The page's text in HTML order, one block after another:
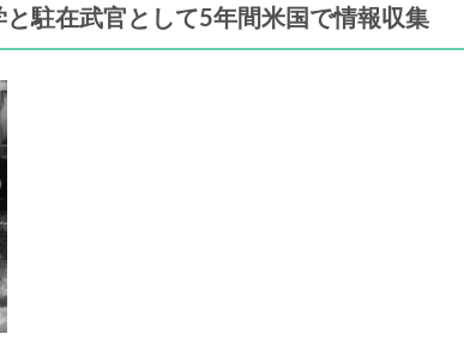
駐在武官として5年間米国で情報収集